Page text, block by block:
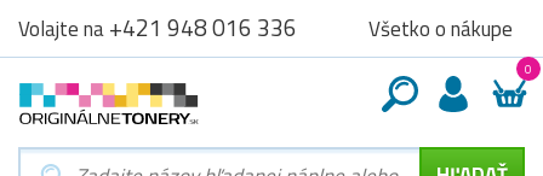
Volajte na+421 948 016 336 Všetko o nákupe
0